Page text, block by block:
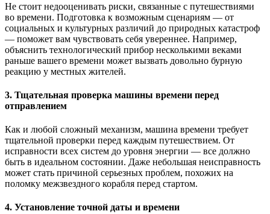
Не стоит недооценивать риски, связанные с путешествиями
во времени. Подготовка к возможным сценариям — от
социальных и культурных различий до природных катастроф
— поможет вам чувствовать себя увереннее. Например,
объяснить технологический прибор несколькими веками
раньше вашего времени может вызвать довольно бурную
реакцию у местных жителей.
3. Тщательная проверка машины времени перед
отправлением
Как и любой сложный механизм, машина времени требует
тщательной проверки перед каждым путешествием. От
исправности всех систем до уровня энергии — все должно
быть в идеальном состоянии. Даже небольшая неисправность
может стать причиной серьезных проблем, похожих на
поломку межзвездного корабля перед стартом.
4. Установление точной даты и времени